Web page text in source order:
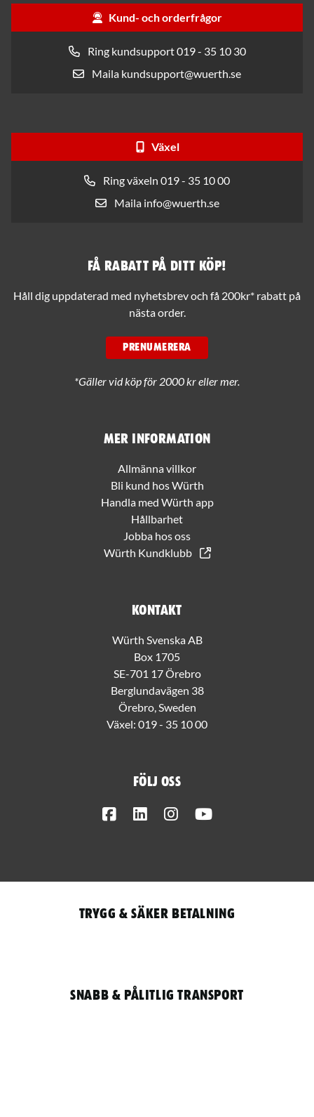
Kund- och orderfrågor
Ring kundsupport 019 - 35 10 30
Maila kundsupport@wuerth.se
Växel
Ring växeln 019 - 35 10 00
Maila info@wuerth.se
Mer information
Allmänna villkor
Bli kund hos Würth
Handla med Würth app
Hållbarhet
Jobba hos oss
Würth Kundklubb
Kontakt
Würth Svenska AB
Box 1705
SE-701 17 Örebro
Berglundavägen 38
Örebro, Sweden
Växel: 019 - 35 10 00
Följ oss
FacebookLinkedInInstagram
Få rabatt på ditt köp!
Håll dig uppdaterad med nyhetsbrev och få 200kr* rabatt på
nästa order.
PRENUMERERA
*Gäller vid köp för 2000 kr eller mer.
Trygg & säker betalning
Snabb & pålitlig transport